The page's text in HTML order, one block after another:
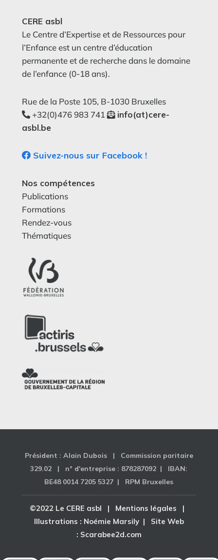
CERE asbl
Le Centre d’Expertise et de Ressources pour
l’Enfance est un centre d’éducation
permanente et de recherche dans le domaine
de l’enfance (0-18 ans).
Rue de la Poste 105, B-1030 Bruxelles
+32(0)476 983 741
info(at)cere-
asbl.be
Suivez-nous sur Facebook !
Nos compétences
Publications
Formations
Rendez-vous
Thématiques
Président : Alain Dubois | Commission paritaire
329.02 | n° d'entreprise : 878287092 | IBAN:
BE48 0014 7205 5327 | RPM Bruxelles
©2022 Le CERE asbl | Mentions légales |
Illustrations : Noémie Marsily| Site Web
: Scarabee2d.com